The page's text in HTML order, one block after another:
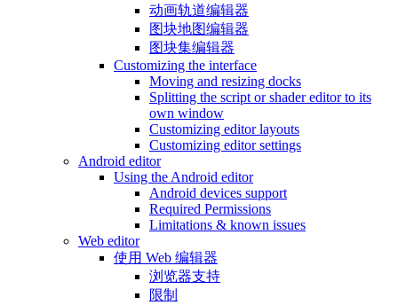
动画轨道编辑器
图块地图编辑器
图块集编辑器
Customizing the interface
Moving and resizing docks
Splitting the script or shader editor to its
own window
Customizing editor layouts
Customizing editor settings
Android editor
Using the Android editor
Android devices support
Required Permissions
Limitations & known issues
Web editor
使用 Web 编辑器
浏览器支持
限制